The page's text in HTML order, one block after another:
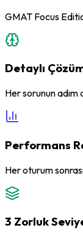
GMAT Focus
Detaylı
Her sorunun
Performans
Her oturum
3 Zorluk